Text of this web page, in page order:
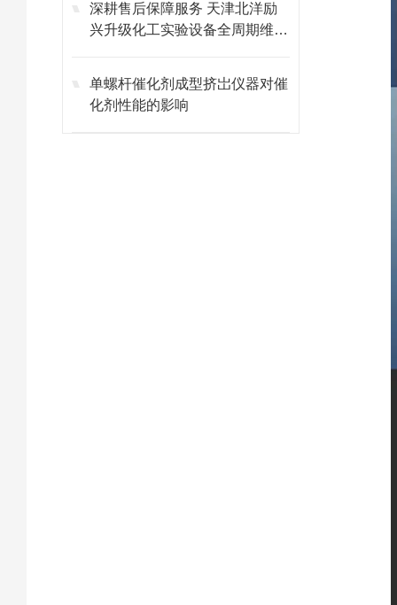
深耕售后保障服务 天津北洋励
兴升级化工实验设备全周期维保
单螺杆催化剂成型挤岀仪器对催
化剂性能的影响